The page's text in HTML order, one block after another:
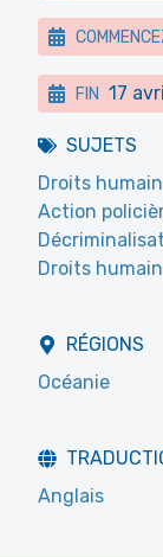
FIN 17
SUJETS
Droits
Action
Droits
RÉGIONS
Océanie
Anglais